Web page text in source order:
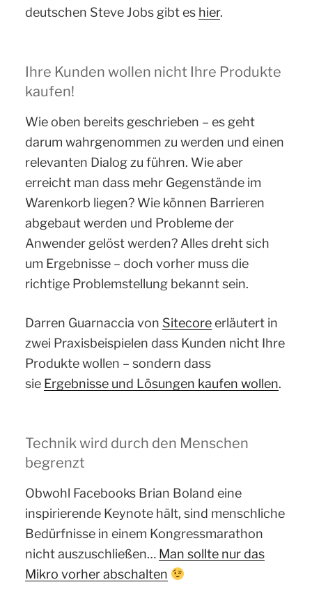
deutschen Steve Jobs gibt es hier.
Ihre Kunden wollen nicht Ihre Produkte
kaufen!
Wie oben bereits geschrieben – es geht
darum wahrgenommen zu werden und einen
relevanten Dialog zu führen. Wie aber
erreicht man dass mehr Gegenstände im
Warenkorb liegen? Wie können Barrieren
abgebaut werden und Probleme der
Anwender gelöst werden? Alles dreht sich
um Ergebnisse – doch vorher muss die
richtige Problemstellung bekannt sein.
Darren Guarnaccia von Sitecoreerläutert in
zwei Praxisbeispielen dass Kunden nicht Ihre
Produkte wollen – sondern dass
sie Ergebnisse und Lösungen kaufen wollen.
Technik wird durch den Menschen
begrenzt
Obwohl Facebooks Brian Boland eine
inspirierende Keynote hält, sind menschliche
Bedürfnisse in einem Kongressmarathon
nicht auszuschließen… Man sollte nur das
Mikro vorher abschalten